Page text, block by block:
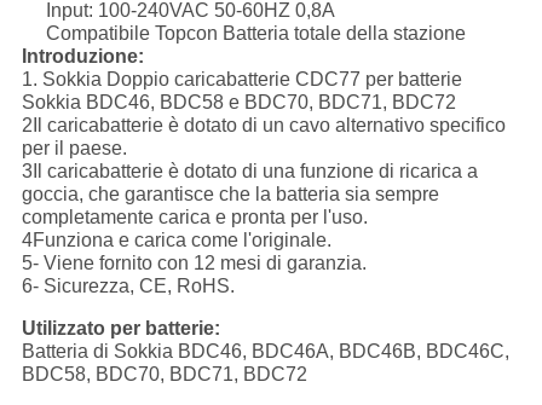
Input: 100-240VAC 50-60HZ 0,8A
Compatibile Topcon Batteria totale della stazione
Introduzione:
1. Sokkia Doppio caricabatterie CDC77 per batterie
Sokkia BDC46, BDC58 e BDC70, BDC71, BDC72
2Il caricabatterie è dotato di un cavo alternativo specifico
per il paese.
3Il caricabatterie è dotato di una funzione di ricarica a
goccia, che garantisce che la batteria sia sempre
completamente carica e pronta per l'uso.
4Funziona e carica come l'originale.
5- Viene fornito con 12 mesi di garanzia.
6- Sicurezza, CE, RoHS.
Utilizzato per batterie:
Batteria di Sokkia BDC46, BDC46A, BDC46B, BDC46C,
BDC58, BDC70, BDC71, BDC72